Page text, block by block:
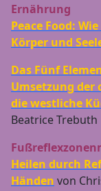
Ernährung
Peace Food:
Körper und
Das Fünf
Umsetzung der
die westliche
Beatrice Trebuth
Heilen durch
Händen von